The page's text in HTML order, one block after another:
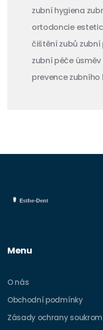
zubní hygiena
ortodoncie
čištění zubů zubní
zubní péče úsměv
prevence zubního
Menu
O nás
Obchodní podmínky
Zásady ochrany